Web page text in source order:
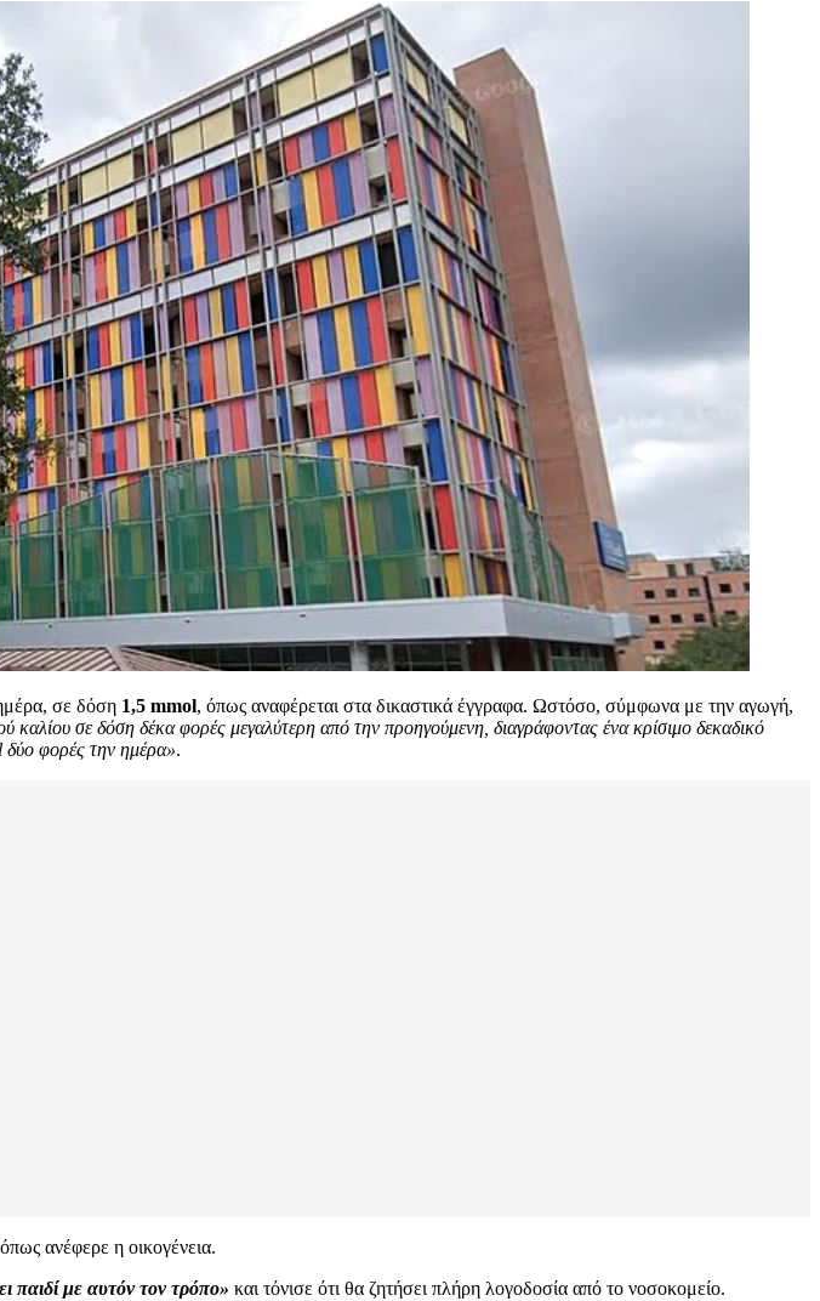
σε δόση 1,5 mmol, όπως αναφέρεται στα δικαστικά έγγραφα. Ωστόσο, σύμφωνα με την αγωγή,
σε δόση δέκα φορές μεγαλύτερη από την προηγούμενη, διαγράφοντας ένα κρίσιμο δεκαδικό
φορές την ημέρα».
ανέφερε η οικογένεια.
παιδί με αυτόν τον τρόπο» και τόνισε ότι θα ζητήσει πλήρη λογοδοσία από το νοσοκομείο.